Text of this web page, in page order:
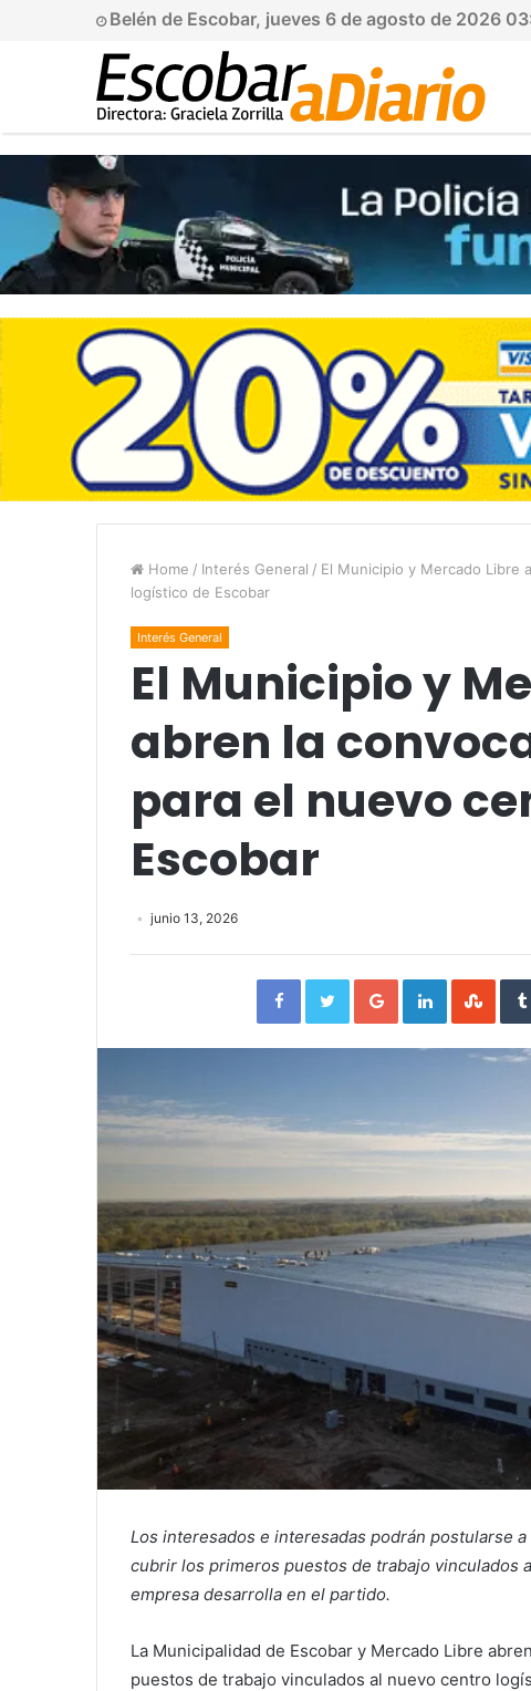
Belén de Escobar, jueves 6 de agosto de 2026
Home / Interés General / El Municipio y Mercado Libre
logístico de Escobar
Interés General
El Municipio y
abren la
para el nuevo
Escobar
junio 13, 2026
FacebookTwitterGoogle+LinkedIn
Los interesados e interesadas podrán postularse
cubrir los primeros puestos de trabajo vinculados
empresa desarrolla en el partido.
La Municipalidad de Escobar y Mercado Libre
puestos de trabajo vinculados al nuevo centro